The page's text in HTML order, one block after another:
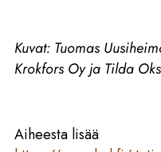
Kuvat: Tuomas
Krokfors Oy ja Tilda
Aiheesta lisää